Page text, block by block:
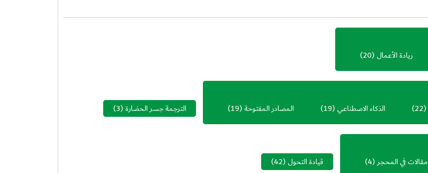
ريادة الأعمال(20)
(22) الذكاء الاصطناعي(19) المصادر المفتوحة(19) الترجمة جسر الحضارة(3)
مقالات في المحجر(4) قيادة التحول(42)